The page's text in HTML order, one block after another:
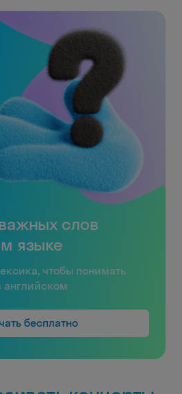
слов
языке
чтобы понимать
английском
бесплатно